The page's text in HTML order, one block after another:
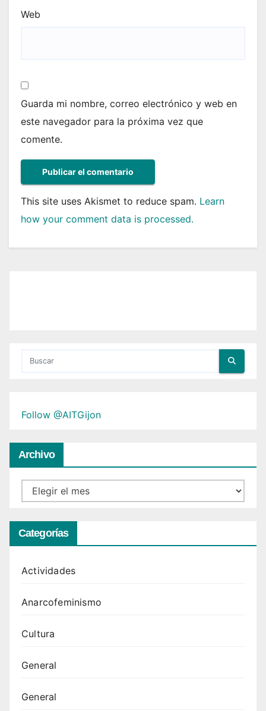
Web
Guarda mi nombre, correo electrónico y web en
este navegador para la próxima vez que
comente.
This site uses Akismet to reduce spam. Learn
how your comment data is processed.
Follow @AITGijon
Archivo
Archivo
Categorías
Actividades
Anarcofeminismo
Cultura
General
General